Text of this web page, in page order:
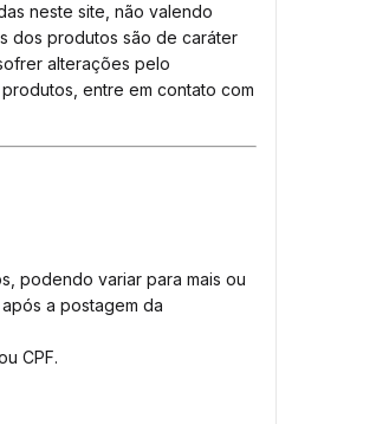
neste site, não valendo
dos produtos são de caráter
alterações pelo
entre em contato com
podendo variar para mais ou
a postagem da
CPF.